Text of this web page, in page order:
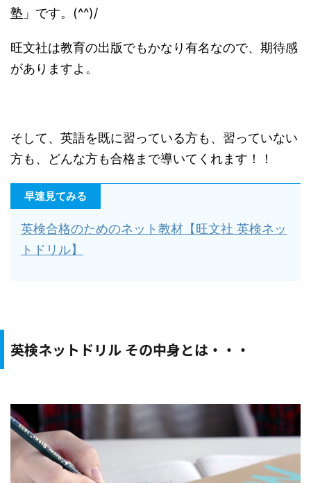
塾 」です。(^^)/
旺文社は教育の出版でもかなり有名なので、期待感
がありますよ。
そして、英語を既に習っている方も、習っていない
方も、どんな方も合格まで導いてくれます！！
早速見てみる
英検合格のためのネット教材【旺文社 英検ネッ
トドリル】
英検ネットドリル その中身とは・・・